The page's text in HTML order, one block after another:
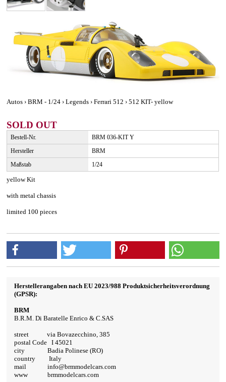
Autos › BRM - 1/24 › Legends › Ferrari 512 › 512 KIT- yellow
SOLD OUT
Bestell-Nr.
BRM 036-KIT Y
Hersteller
BRM
Maßstab
1/24
yellow Kit
with metal chassis
limited 100 pieces
Herstellerangaben nach EU 2023/988 Produktsicherheitsverordnung
(GPSR):
BRM
B.R.M. Di Baratelle Enrico & C.SAS
street via Bovazecchino, 385
postal Code I 45021
city Badia Polinese (RO)
country Italy
mail info@brmmodelcars.com
www brmmodelcars.com